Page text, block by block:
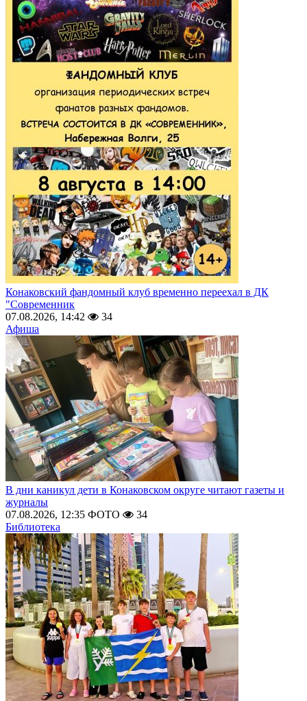
Конаковский фандомный клуб временно переехал в ДК
"Современник
07.08.2026, 14:42
34
Афиша
В дни каникул дети в Конаковском округе читают газеты и
журналы
07.08.2026, 12:35 ФОТО
34
Библиотека